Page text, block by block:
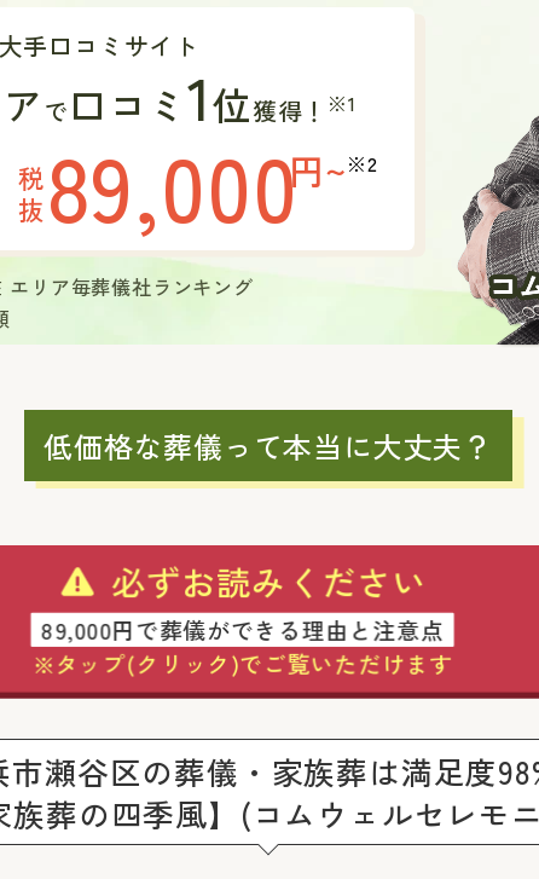
手口コミサイト
で 口コミ1位獲得！ ※1
税
抜 89,000円~※2
リア毎葬儀社ランキング
低価格な葬儀って本当に大丈夫？
必ずお読みください
89,000円で葬儀ができる理由と注意点
※タップ(クリック)でご覧いただけます
市瀬谷区の葬儀・家族葬は満足度
族葬の四季風】(コムウェルセレモ